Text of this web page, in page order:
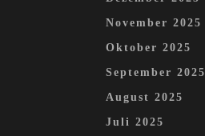
November 2025
Oktober 2025
September 2025
August 2025
Juli 2025